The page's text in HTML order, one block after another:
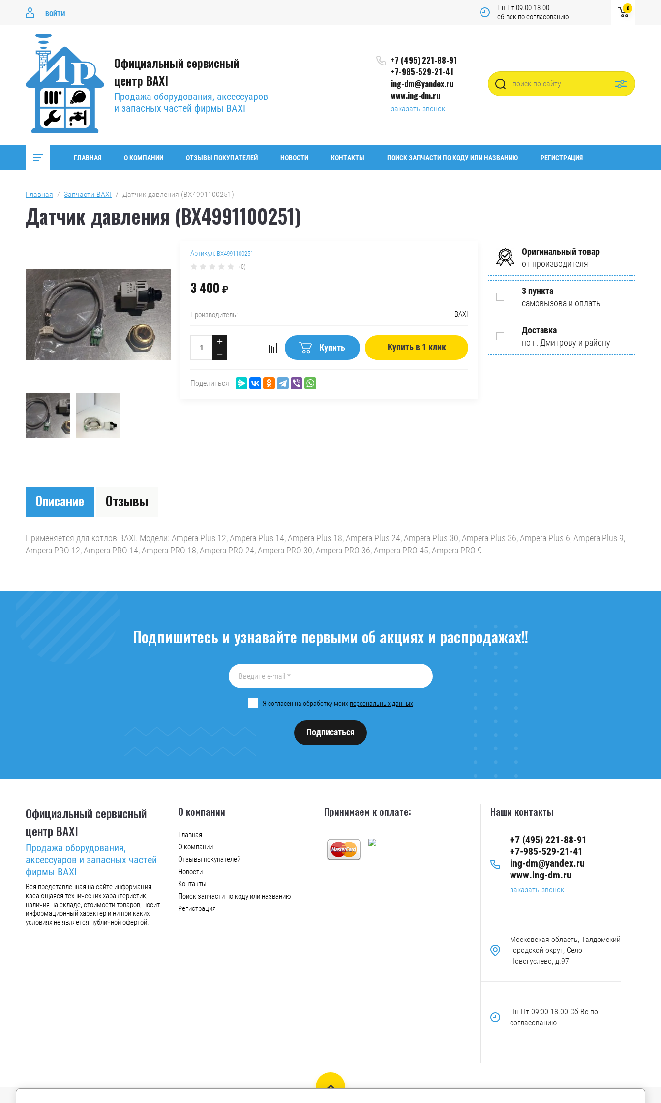
ВОЙТИ
Пн-Пт 09.00-18.00
сб-вск по согласованию
0
Официальный сервисный
центр BAXI
Продажа оборудования, аксессуаров
и запасных частей фирмы BAXI
+7 (495) 221-88-91
+7-985-529-21-41
ing-dm@yandex.ru
www.ing-dm.ru
заказать звонок
ГЛАВНАЯ О КОМПАНИИ ОТЗЫВЫ ПОКУПАТЕЛЕЙ НОВОСТИ КОНТАКТЫ ПОИСК ЗАПЧАСТИ ПО КОДУ ИЛИ НАЗВАНИЮ РЕГИСТРАЦИЯ
Главная
  /
Запчасти BAXI
  /  Датчик давления (BX4991100251)
Датчик давления (BX4991100251)
Артикул: BX4991100251
(0)
3 400 ₽
Производитель: BAXI
−
+
Купить Купить в 1 клик
Поделиться
Оригинальный товар
от производителя
3 пункта
самовызова и оплаты
Доставка
по г. Дмитрову и району
Описание Отзывы
Применяется для котлов BAXI. Модели: Ampera Plus 12, Ampera Plus 14, Ampera Plus 18, Ampera Plus 24, Ampera Plus 30, Ampera Plus 36, Ampera Plus 6, Ampera Plus 9,
Ampera PRO 12, Ampera PRO 14, Ampera PRO 18, Ampera PRO 24, Ampera PRO 30, Ampera PRO 36, Ampera PRO 45, Ampera PRO 9
Подпишитесь и узнавайте первыми об акциях и распродажах!!
Я согласен на обработку моих персональных данных
Подписаться
Официальный сервисный
центр BAXI
Продажа оборудования,
аксессуаров и запасных частей
фирмы BAXI
Вся представленная на сайте информация,
касающаяся технических характеристик,
наличия на складе, стоимости товаров, носит
информационный характер и ни при каких
условиях не является публичной офертой.
О компании
Главная
О компании
Отзывы покупателей
Новости
Контакты
Поиск запчасти по коду или названию
Регистрация
Принимаем к оплате: Наши контакты
+7 (495) 221-88-91
+7-985-529-21-41
ing-dm@yandex.ru
www.ing-dm.ru
заказать звонок
Московская область, Талдомский
городской округ, Село
Новогуслево, д.97
Пн-Пт 09:00-18.00 Сб-Вс по
согласованию